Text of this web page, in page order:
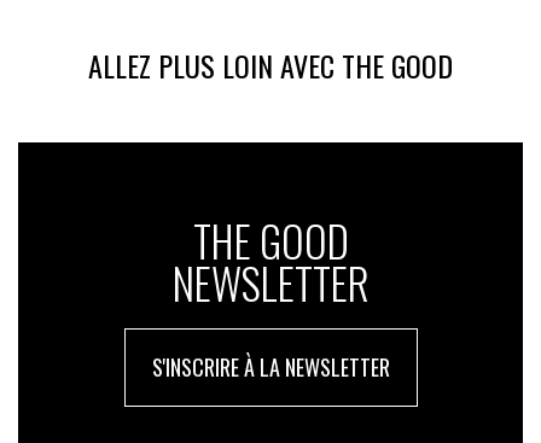
ALLEZ PLUS LOIN AVEC THE GOOD
THE GOOD
NEWSLETTER
S'INSCRIRE À LA NEWSLETTER